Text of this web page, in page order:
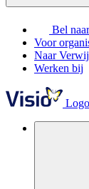
Bel
Voor
Naar
Werken bij